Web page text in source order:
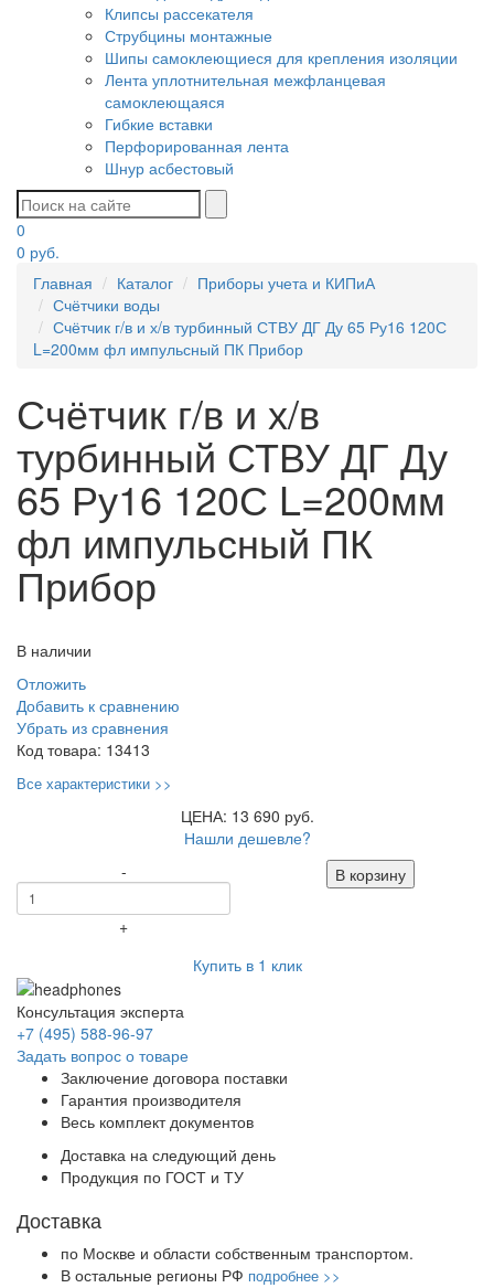
Клипсы рассекателя
Струбцины монтажные
Шипы самоклеющиеся для крепления изоляции
Лента уплотнительная межфланцевая
самоклеющаяся
Гибкие вставки
Перфорированная лента
Шнур асбестовый
0
0 руб.
Главная
Каталог
Приборы учета и КИПиА
Счётчики воды
Счётчик г/в и х/в турбинный СТВУ ДГ Ду 65 Ру16 120С
L=200мм фл импульсный ПК Прибор
Счётчик г/в и х/в
турбинный СТВУ ДГ Ду
65 Ру16 120С L=200мм
фл импульсный ПК
Прибор
В наличии
Отложить
Добавить к сравнению
Убрать из сравнения
Код товара: 13413
Все характеристики >>
ЦЕНА: 13 690 руб.
Нашли дешевле?
-
+
В корзину
Купить в 1 клик
Консультация эксперта
+7 (495) 588-96-97
Задать вопрос о товаре
Заключение договора поставки
Гарантия производителя
Весь комплект документов
Доставка на следующий день
Продукция по ГОСТ и ТУ
Доставка
по Москве и области собственным транспортом.
В остальные регионы РФ подробнее >>